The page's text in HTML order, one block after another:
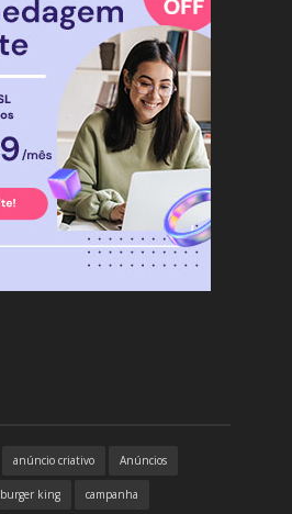
anúncio criativo Anúncios
burger king campanha